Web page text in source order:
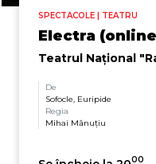
SPECTACOLE | TEATRU
Electra
Teatrul Naţional
De
Sofocle, Euripide
Regia
Mihai Mănuțiu
00